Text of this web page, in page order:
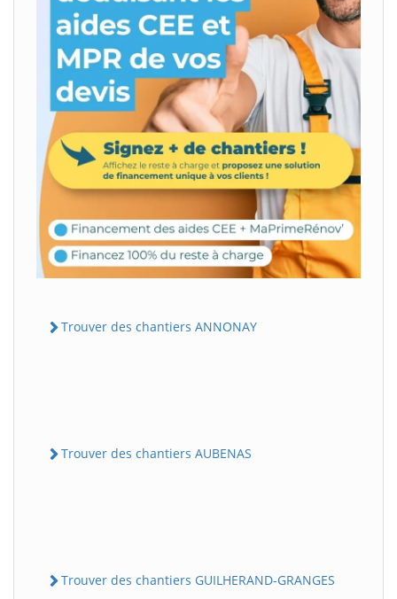
Trouver des chantiers ANNONAY
Trouver des chantiers AUBENAS
Trouver des chantiers GUILHERAND-GRANGES